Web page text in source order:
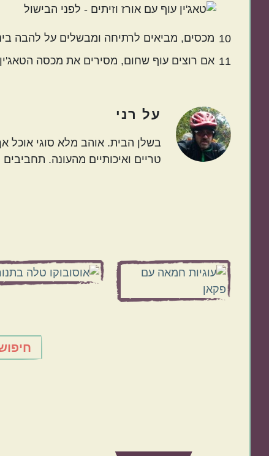
10 מכסים, מביאים לרתיחה ומבשלים על להבה
11 אם רוצים עוף שחום, מסירים את מכסה הטאג'ין ומכניסים לתנור
על רני
בשלן הבית. אוהב מלא סוגי אוכל
טריים ואיכותיים מהעונה.